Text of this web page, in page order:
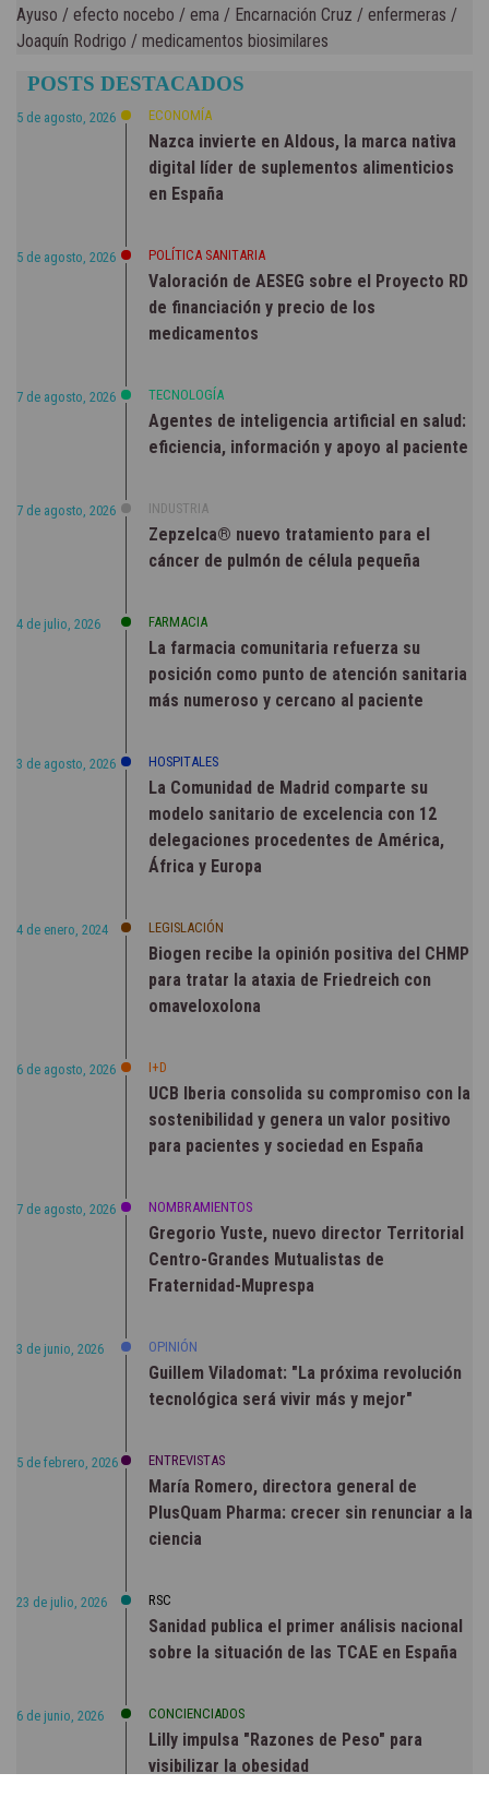
Ayuso / efecto nocebo / ema / Encarnación Cruz / enfermeras /
Joaquín Rodrigo / medicamentos biosimilares
POSTS DESTACADOS
5 de agosto, 2026 ECONOMÍA
Nazca invierte en Aldous, la marca nativa
digital líder de suplementos alimenticios
en España
5 de agosto, 2026 POLÍTICA SANITARIA
Valoración de AESEG sobre el Proyecto RD
de financiación y precio de los
medicamentos
7 de agosto, 2026 TECNOLOGÍA
Agentes de inteligencia artificial en salud:
eficiencia, información y apoyo al paciente
7 de agosto, 2026 INDUSTRIA
Zepzelca® nuevo tratamiento para el
cáncer de pulmón de célula pequeña
4 de julio, 2026 FARMACIA
La farmacia comunitaria refuerza su
posición como punto de atención sanitaria
más numeroso y cercano al paciente
3 de agosto, 2026 HOSPITALES
La Comunidad de Madrid comparte su
modelo sanitario de excelencia con 12
delegaciones procedentes de América,
África y Europa
4 de enero, 2024 LEGISLACIÓN
Biogen recibe la opinión positiva del CHMP
para tratar la ataxia de Friedreich con
omaveloxolona
6 de agosto, 2026 I+D
UCB Iberia consolida su compromiso con la
sostenibilidad y genera un valor positivo
para pacientes y sociedad en España
7 de agosto, 2026 NOMBRAMIENTOS
Gregorio Yuste, nuevo director Territorial
Centro-Grandes Mutualistas de
Fraternidad-Muprespa
3 de junio, 2026 OPINIÓN
Guillem Viladomat: "La próxima revolución
tecnológica será vivir más y mejor"
5 de febrero, 2026 ENTREVISTAS
María Romero, directora general de
PlusQuam Pharma: crecer sin renunciar a la
ciencia
23 de julio, 2026 RSC
Sanidad publica el primer análisis nacional
sobre la situación de las TCAE en España
6 de junio, 2026 CONCIENCIADOS
Lilly impulsa "Razones de Peso" para
visibilizar la obesidad